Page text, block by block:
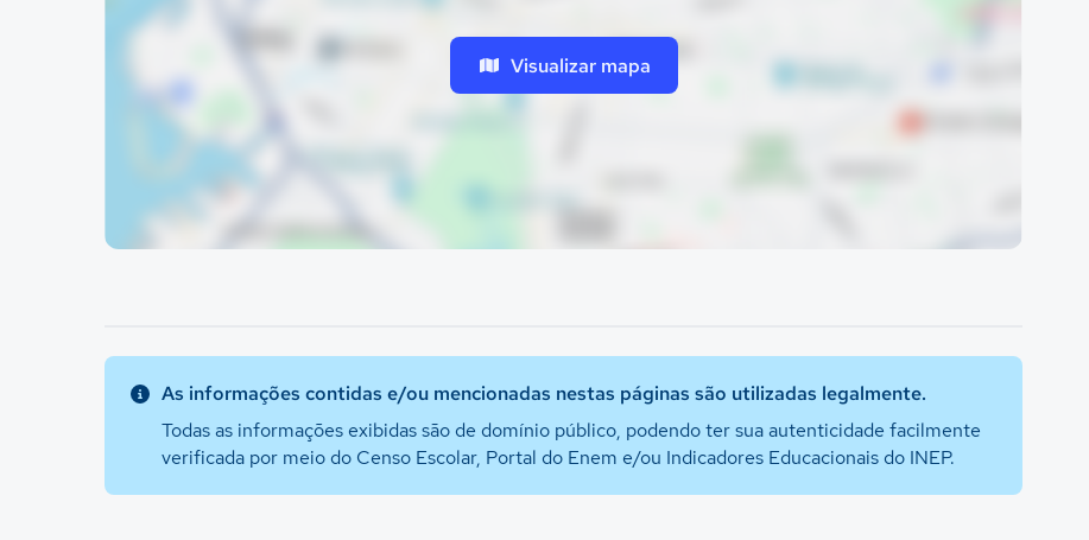
Visualizar mapa
As informações contidas e/ou mencionadas nestas páginas são utilizadas legalmente.
Todas as informações exibidas são de domínio público, podendo ter sua autenticidade facilmente
verificada por meio do Censo Escolar, Portal do Enem e/ou Indicadores Educacionais do INEP.